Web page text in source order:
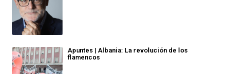
Apuntes | Albania: La revolución de los
flamencos